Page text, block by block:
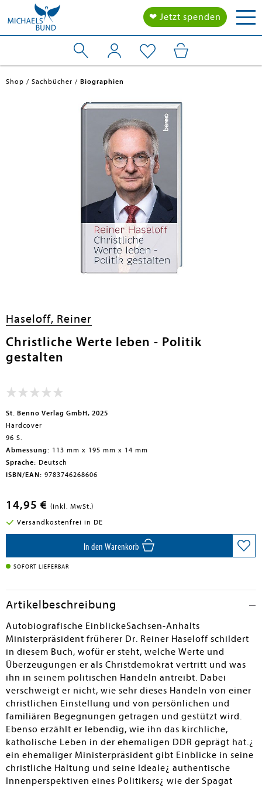
❤ Jetzt spenden
submenu
submenu
submenu
submenu
Shop Sachbücher Biographien
Haseloff, Reiner
Christliche Werte leben - Politik
gestalten
St. Benno Verlag GmbH, 2025
Hardcover
96 S.
Abmessung: 113 mm x 195 mm x 14 mm
Sprache: Deutsch
ISBN/EAN: 9783746268606
14,95 € (inkl. MwSt.)
Versandkostenfrei in DE
In den Warenkorb
SOFORT LIEFERBAR
Artikelbeschreibung
Autobiografische EinblickeSachsen-Anhalts
Ministerpräsident früherer Dr. Reiner Haseloff schildert
in diesem Buch, wofür er steht, welche Werte und
Überzeugungen er als Christdemokrat vertritt und was
ihn in seinem politischen Handeln antreibt. Dabei
verschweigt er nicht, wie sehr dieses Handeln von einer
christlichen Einstellung und von persönlichen und
familiären Begegnungen getragen und gestützt wird.
Ebenso erzählt er lebendig, wie ihn das kirchliche,
katholische Leben in der ehemaligen DDR geprägt hat.¿
ein ehemaliger Ministerpräsident gibt Einblicke in seine
christliche Haltung und seine Ideale¿ authentische
Innenperspektiven eines Politikers¿ wie der Spagat